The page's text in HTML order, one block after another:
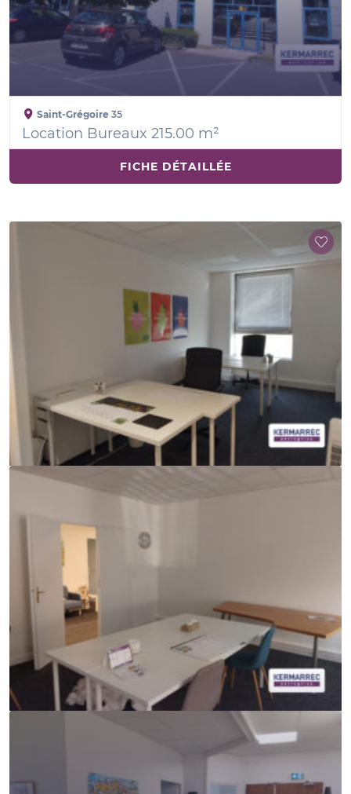
Saint-Grégoire 35
Location Bureaux 215.00 m²
FICHE DÉTAILLÉE